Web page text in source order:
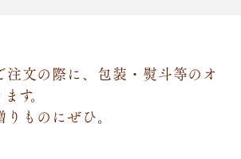
注文の際に、包装・熨斗等のオ
す。
ものにぜひ。